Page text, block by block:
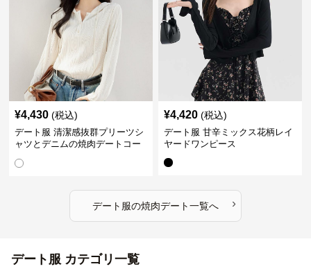
¥4,430 (税込)
デート服 清潔感抜群プリーツシ
ャツとデニムの焼肉デートコー
¥4,420 (税込)
デート服 甘辛ミックス花柄レイ
ヤードワンピース
デート服の焼肉デート一覧へ ›
デート服 カテゴリ一覧